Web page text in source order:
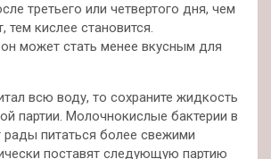
третьего или четвертого дня, чем
тем кислее становится.
может стать менее вкусным для
всю воду, то сохраните жидкость
партии. Молочнокислые бактерии в
рады питаться более свежими
поставят следующую партию